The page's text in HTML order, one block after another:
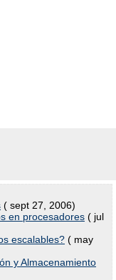
( sept 27, 2006)
en procesadores ( jul
escalables? ( may
y Almacenamiento